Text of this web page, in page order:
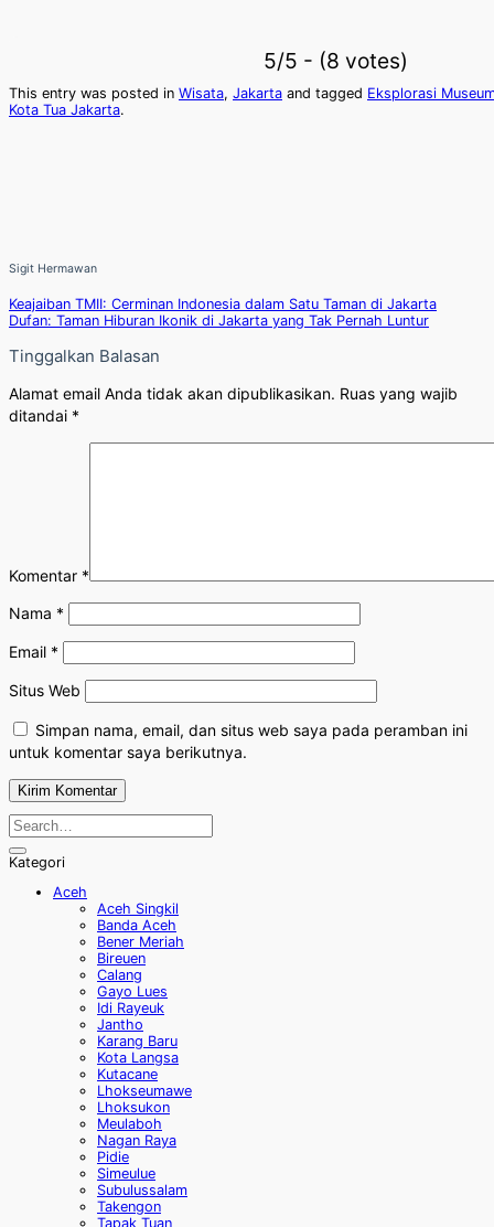
5/5 - (8 votes)
This entry was posted in Wisata, Jakarta and tagged Eksplorasi
Kota Tua Jakarta.
Sigit Hermawan
Keajaiban TMII: Cerminan Indonesia dalam Satu Taman di Jakarta
Dufan: Taman Hiburan Ikonik di Jakarta yang Tak Pernah Luntur
Tinggalkan Balasan
Alamat email Anda tidak akan dipublikasikan. Ruas yang wajib
ditandai *
Komentar *
Nama *
Email *
Situs Web
Simpan nama, email, dan situs web saya pada peramban ini
untuk komentar saya berikutnya.
Kategori
Aceh
Aceh Singkil
Banda Aceh
Bener Meriah
Bireuen
Calang
Gayo Lues
Idi Rayeuk
Jantho
Karang Baru
Kota Langsa
Kutacane
Lhokseumawe
Lhoksukon
Meulaboh
Nagan Raya
Pidie
Simeulue
Subulussalam
Takengon
Tapak Tuan